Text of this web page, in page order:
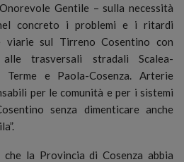
Gentile – sulla necessità
concreto i problemi e i ritardi
sul Tirreno Cosentino con
trasversali stradali Scalea-
Terme e Paola-Cosenza. Arterie
per le comunità e per i sistemi
senza dimenticare anche
la Provincia di Cosenza abbia